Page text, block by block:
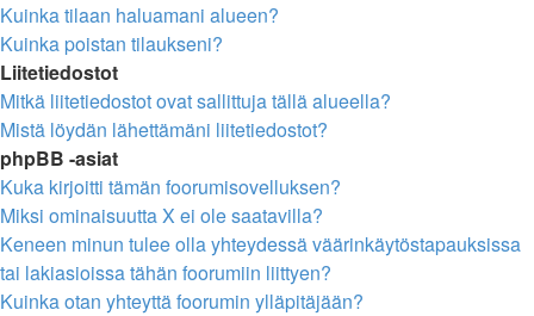
Kuinka tilaan haluamani alueen?
Kuinka poistan tilaukseni?
Liitetiedostot
Mitkä liitetiedostot ovat sallittuja tällä alueella?
Mistä löydän lähettämäni liitetiedostot?
phpBB -asiat
Kuka kirjoitti tämän foorumisovelluksen?
Miksi ominaisuutta X ei ole saatavilla?
Keneen minun tulee olla yhteydessä väärinkäytöstapauksissa
tai lakiasioissa tähän foorumiin liittyen?
Kuinka otan yhteyttä foorumin ylläpitäjään?